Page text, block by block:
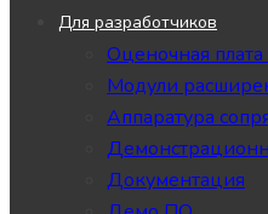
Для разработчиков
Оценочная
Модули
Аппаратура
Документация